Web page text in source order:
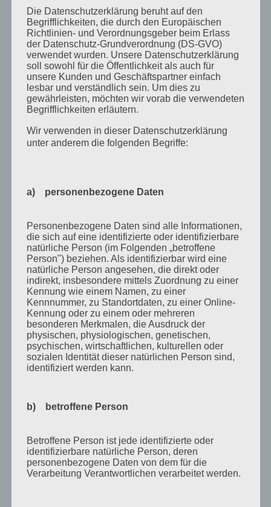
Januar 2014
August 2013
Juli 2013
Juni 2013
Mai 2013
April 2013
März 2013
Juni 2012
April 2012
Februar 2012
November 2011
Oktober 2011
September 2011
August 2011
Juli 2011
Juni 2011
Februar 2011
Januar 2011
Dezember 2010
Die Datenschutzerklärung beruht auf den
Begrifflichkeiten, die durch den Europäischen
Richtlinien- und Verordnungsgeber beim Erlass
der Datenschutz-Grundverordnung (DS-GVO)
verwendet wurden. Unsere Datenschutzerklärung
soll sowohl für die Öffentlichkeit als auch für
unsere Kunden und Geschäftspartner einfach
lesbar und verständlich sein. Um dies zu
gewährleisten, möchten wir vorab die verwendeten
Begrifflichkeiten erläutern.
Wir verwenden in dieser Datenschutzerklärung
unter anderem die folgenden Begriffe:
a) personenbezogene Daten
Personenbezogene Daten sind alle Informationen,
die sich auf eine identifizierte oder identifizierbare
natürliche Person (im Folgenden „betroffene
Person") beziehen. Als identifizierbar wird eine
natürliche Person angesehen, die direkt oder
indirekt, insbesondere mittels Zuordnung zu einer
Kennung wie einem Namen, zu einer
Kennnummer, zu Standortdaten, zu einer Online-
Kennung oder zu einem oder mehreren
besonderen Merkmalen, die Ausdruck der
physischen, physiologischen, genetischen,
psychischen, wirtschaftlichen, kulturellen oder
sozialen Identität dieser natürlichen Person sind,
identifiziert werden kann.
b) betroffene Person
Betroffene Person ist jede identifizierte oder
identifizierbare natürliche Person, deren
personenbezogene Daten von dem für die
Verarbeitung Verantwortlichen verarbeitet werden.